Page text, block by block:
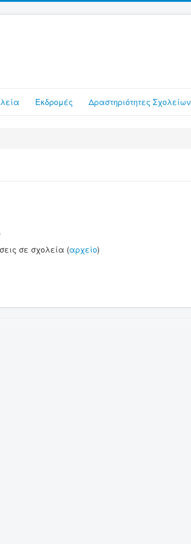
Εκδρομές Δραστηριότητες Σχολείων
σε σχολεία (αρχείο)